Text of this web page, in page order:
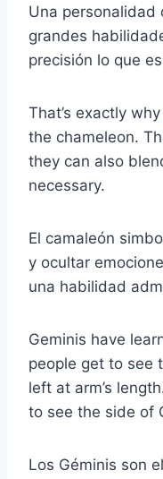
Una personalidad
grandes
precisión lo que
That’s exactly why
the chameleon.
they can also
necessary.
El camaleón
y ocultar
una habilidad
Geminis have
people get to see
left at arm’s
to see the side of
Los Géminis son